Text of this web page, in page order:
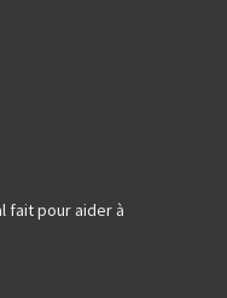
fait pour aider à